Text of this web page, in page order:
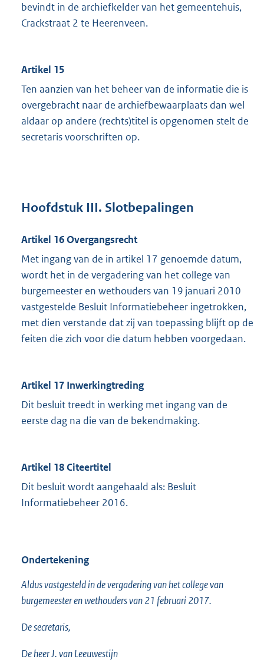
bevindt in de archiefkelder van het gemeentehuis,
Crackstraat 2 te Heerenveen.
Artikel 15
Ten aanzien van het beheer van de informatie die is
overgebracht naar de archiefbewaarplaats dan wel
aldaar op andere (rechts)titel is opgenomen stelt de
secretaris voorschriften op.
Hoofdstuk III. Slotbepalingen
Artikel 16 Overgangsrecht
Met ingang van de in artikel 17 genoemde datum,
wordt het in de vergadering van het college van
burgemeester en wethouders van 19 januari 2010
vastgestelde Besluit Informatiebeheer ingetrokken,
met dien verstande dat zij van toepassing blijft op de
feiten die zich voor die datum hebben voorgedaan.
Artikel 17 Inwerkingtreding
Dit besluit treedt in werking met ingang van de
eerste dag na die van de bekendmaking.
Artikel 18 Citeertitel
Dit besluit wordt aangehaald als: Besluit
Informatiebeheer 2016.
Ondertekening
Aldus vastgesteld in de vergadering van het college van
burgemeester en wethouders van 21 februari 2017.
De secretaris,
De heer J. van Leeuwestijn